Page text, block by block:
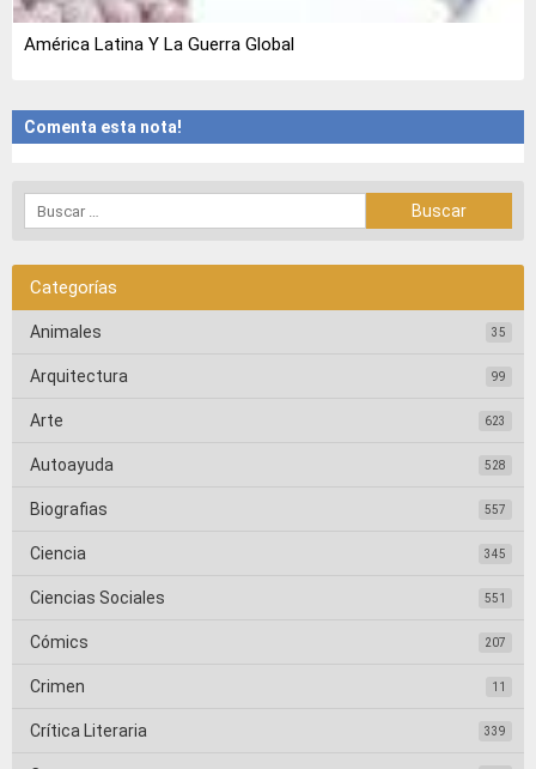
América Latina Y La Guerra Global
Comenta esta nota!
Categorías
Animales 35
Arquitectura 99
Arte 623
Autoayuda 528
Biografias 557
Ciencia 345
Ciencias Sociales 551
Cómics 207
Crimen 11
Crítica Literaria 339